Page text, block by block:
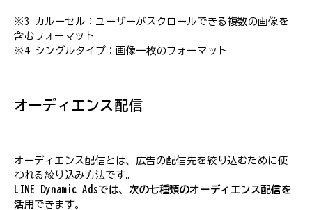
※3 カルーセル：ユーザーがスクロールできる複数の画像を
含むフォーマット
※4 シングルタイプ：画像一枚のフォーマット
オーディエンス配信
オーディエンス配信とは、広告の配信先を絞り込むために使
われる絞り込み方法です。
LINE Dynamic Adsでは、次の七種類のオーディエンス配信を
活用 できます。